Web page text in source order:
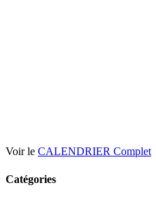
Voir le CALENDRIER Complet
Catégories